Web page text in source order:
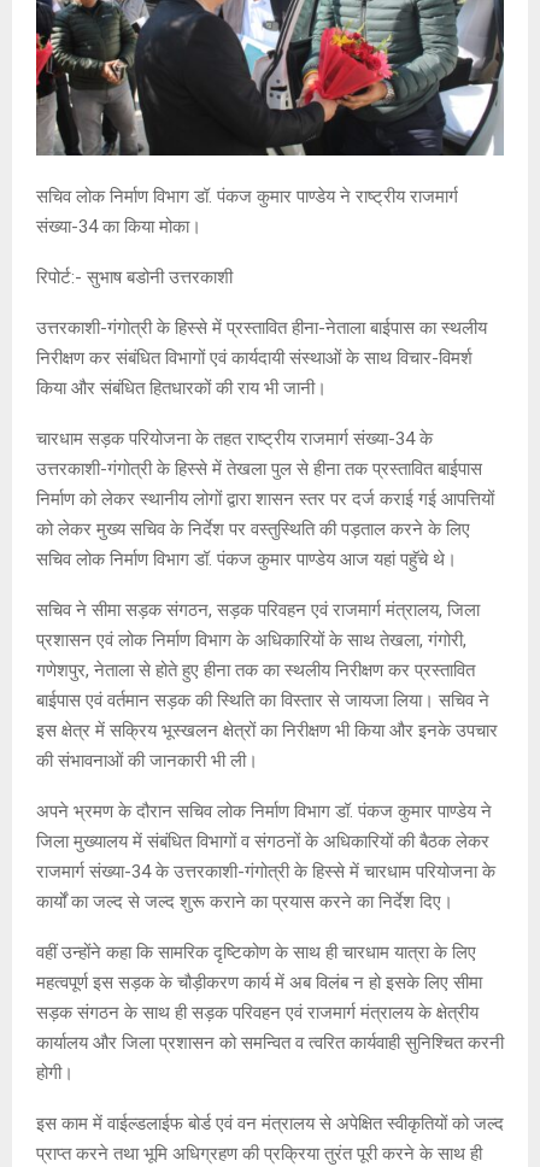
सचिव लोक निर्माण विभाग डॉ. पंकज कुमार पाण्डेय ने राष्ट्रीय राजमार्ग
संख्या-34 का किया मोका।
रिपोर्ट:- सुभाष बडोनी उत्तरकाशी
उत्तरकाशी-गंगोत्री के हिस्से में प्रस्तावित हीना-नेताला बाईपास का स्थलीय
निरीक्षण कर संबंधित विभागों एवं कार्यदायी संस्थाओं के साथ विचार-विमर्श
किया और संबंधित हितधारकों की राय भी जानी।
चारधाम सड़क परियोजना के तहत राष्ट्रीय राजमार्ग संख्या-34 के
उत्तरकाशी-गंगोत्री के हिस्से में तेखला पुल से हीना तक प्रस्तावित बाईपास
निर्माण को लेकर स्थानीय लोगों द्वारा शासन स्तर पर दर्ज कराई गई आपत्तियों
को लेकर मुख्य सचिव के निर्देश पर वस्तुस्थिति की पड़ताल करने के लिए
सचिव लोक निर्माण विभाग डॉ. पंकज कुमार पाण्डेय आज यहां पहॅुचे थे।
सचिव ने सीमा सड़क संगठन, सड़क परिवहन एवं राजमार्ग मंत्रालय, जिला
प्रशासन एवं लोक निर्माण विभाग के अधिकारियों के साथ तेखला, गंगोरी,
गणेशपुर, नेताला से होते हुए हीना तक का स्थलीय निरीक्षण कर प्रस्तावित
बाईपास एवं वर्तमान सड़क की स्थिति का विस्तार से जायजा लिया। सचिव ने
इस क्षेत्र में सक्रिय भूस्खलन क्षेत्रों का निरीक्षण भी किया और इनके उपचार
की संभावनाओं की जानकारी भी ली।
अपने भ्रमण के दौरान सचिव लोक निर्माण विभाग डॉ. पंकज कुमार पाण्डेय ने
जिला मुख्यालय में संबंधित विभागों व संगठनों के अधिकारियों की बैठक लेकर
राजमार्ग संख्या-34 के उत्तरकाशी-गंगोत्री के हिस्से में चारधाम परियोजना के
कार्यों का जल्द से जल्द शुरू कराने का प्रयास करने का निर्देश दिए।
वहीं उन्होंने कहा कि सामरिक दृष्टिकोण के साथ ही चारधाम यात्रा के लिए
महत्वपूर्ण इस सड़क के चौड़ीकरण कार्य में अब विलंब न हो इसके लिए सीमा
सड़क संगठन के साथ ही सड़क परिवहन एवं राजमार्ग मंत्रालय के क्षेत्रीय
कार्यालय और जिला प्रशासन को समन्वित व त्वरित कार्यवाही सुनिश्चित करनी
होगी।
इस काम में वाईल्डलाईफ बोर्ड एवं वन मंत्रालय से अपेक्षित स्वीकृतियों को जल्द
प्राप्त करने तथा भूमि अधिग्रहण की प्रक्रिया तुरंत पूरी करने के साथ ही